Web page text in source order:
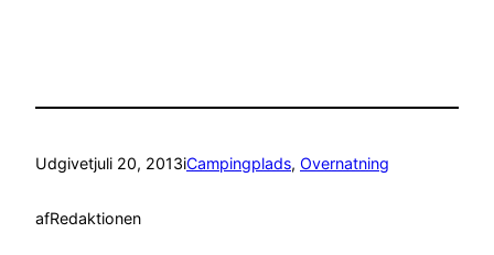
Udgivetjuli 20, 2013iCampingplads, Overnatning
afRedaktionen